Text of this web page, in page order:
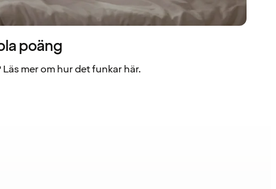
poäng
mer om hur det funkar här.